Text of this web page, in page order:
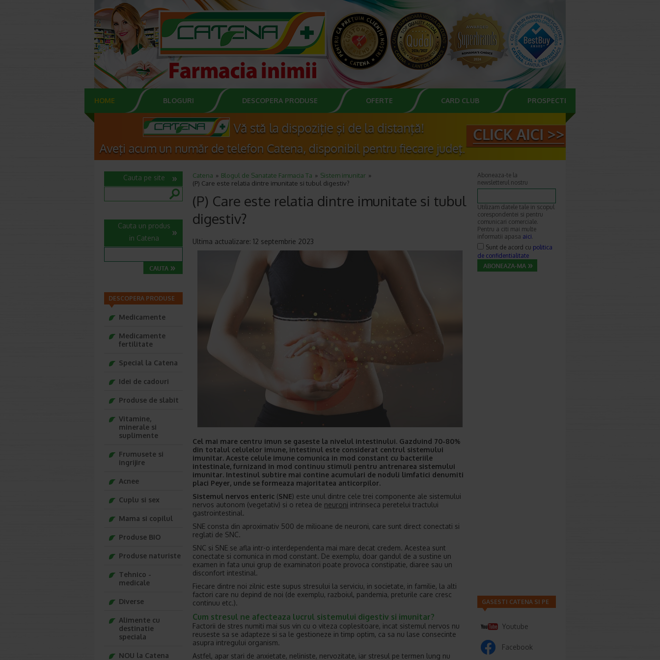
HOME BLOGURI DESCOPERA PRODUSE OFERTE CARD CLUB PROSPECTE
Catena Blogul de Sanatate Farmacia Ta
Sistem imunitar
(P) Care este relatia dintre imunitate si tubul digestiv?
(P) Care este relatia dintre imunitate si tubul
digestiv?
Ultima actualizare: 12 septembrie 2023
Cel mai mare centru imun se gaseste la nivelul intestinului. Gazduind 70-80%
din totalul celulelor imune, intestinul este considerat centrul sistemului
imunitar. Aceste celule imune comunica in mod constant cu bacteriile
intestinale, furnizand in mod continuu stimuli pentru antrenarea sistemului
imunitar. Intestinul subtire mai contine acumulari de noduli limfatici denumiti
placi Peyer, unde se formeaza majoritatea anticorpilor.
Sistemul nervos enteric (SNE) este unul dintre cele trei componente ale sistemului
nervos autonom (vegetativ) si o retea de neuroni intrinseca peretelui tractului
gastrointestinal.
SNE consta din aproximativ 500 de milioane de neuroni, care sunt direct conectati si
reglati de SNC.
SNC si SNE se afla intr-o interdependenta mai mare decat credem. Acestea sunt
conectate si comunica in mod constant. De exemplu, doar gandul de a sustine un
examen in fata unui grup de examinatori poate provoca constipatie, diaree sau un
disconfort intestinal.
Fiecare dintre noi zilnic este supus stresului la serviciu, in societate, in familie, la alti
factori care nu depind de noi (de exemplu, razboiul, pandemia, preturile care cresc
continuu etc.).
Cum stresul ne afecteaza lucrul sistemului digestiv si imunitar?
Factorii de stres numiti mai sus vin cu o viteza coplesitoare, incat sistemul nervos nu
reuseste sa se adapteze si sa le gestioneze in timp optim, ca sa nu lase consecinte
asupra intregului organism.
Astfel, apar stari de anxietate, neliniste, nervozitate, iar stresul pe termen lung nu
Cauta pe site
Cauta un produs
in Catena
DESCOPERA PRODUSE
Medicamente
Medicamente
fertilitate
Special la Catena
Idei de cadouri
Produse de slabit
Vitamine,
minerale si
suplimente
Frumusete si
ingrijire
Acnee
Cuplu si sex
Mama si copilul
Produse BIO
Produse naturiste
Tehnico -
medicale
Diverse
Alimente cu
destinatie
speciala
NOU la Catena
Aboneaza-te la
newsletterul nostru
Utilizam datele tale in scopul
corespondentei si pentru
comunicari comerciale.
Pentru a citi mai multe
informatii apasa aici.
Sunt de acord cu politica
de confidentialitate
GASESTI CATENA SI PE
Youtube
Facebook